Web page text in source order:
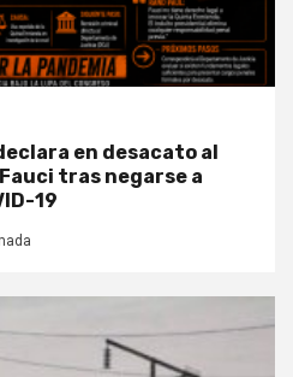
en desacato al
tras negarse a
19